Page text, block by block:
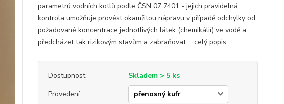
parametrů vodních kotlů podle ČSN 07 7401 - jejich pravidelná
kontrola umožňuje provést okamžitou nápravu v případě odchylky od
požadované koncentrace jednotlivých látek (chemikálií) ve vodě a
předcházet tak rizikovým stavům a zabraňovat ... celý popis
Dostupnost
Skladem > 5 ks
Provedení